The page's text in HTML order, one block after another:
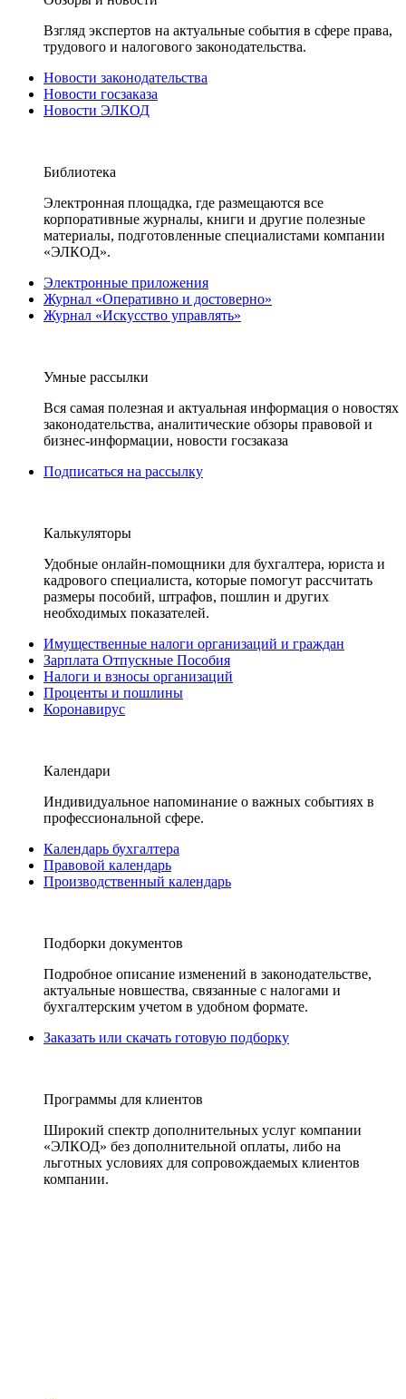
Взгляд экспертов на актуальные события в сфере права,
трудового и налогового законодательства.
Новости законодательства
Новости госзаказа
Новости ЭЛКОД
Библиотека
Электронная площадка, где размещаются все
корпоративные журналы, книги и другие полезные
материалы, подготовленные специалистами компании
«ЭЛКОД».
Электронные приложения
Журнал «Оперативно и достоверно»
Журнал «Искусство управлять»
Умные рассылки
Вся самая полезная и актуальная информация о новостях
законодательства, аналитические обзоры правовой и
бизнес-информации, новости госзаказа
Подписаться на рассылку
Калькуляторы
Удобные онлайн-помощники для бухгалтера, юриста и
кадрового специалиста, которые помогут рассчитать
размеры пособий, штрафов, пошлин и других
необходимых показателей.
Имущественные налоги организаций и граждан
Зарплата Отпускные Пособия
Налоги и взносы организаций
Проценты и пошлины
Коронавирус
Календари
Индивидуальное напоминание о важных событиях в
профессиональной сфере.
Календарь бухгалтера
Правовой календарь
Производственный календарь
Подборки документов
Подробное описание изменений в законодательстве,
актуальные новшества, связанные с налогами и
бухгалтерским учетом в удобном формате.
Заказать или скачать готовую подборку
Программы для клиентов
Широкий спектр дополнительных услуг компании
«ЭЛКОД» без дополнительной оплаты, либо на
льготных условиях для сопровождаемых клиентов
компании.